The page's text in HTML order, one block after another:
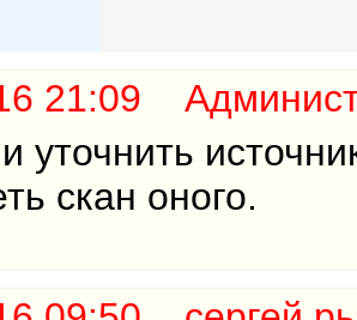
21:09
уточнить
скан оного.